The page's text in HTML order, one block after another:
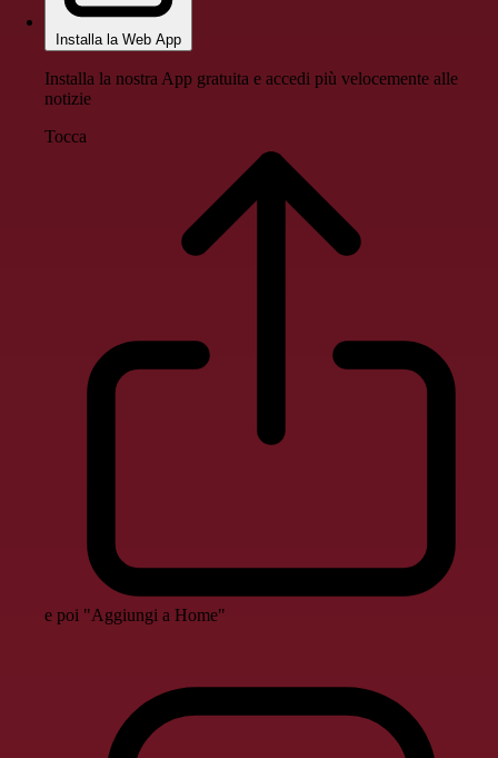
Installa la Web App
Installa la nostra App gratuita e accedi più velocemente alle
notizie
Tocca
e poi "Aggiungi a Home"